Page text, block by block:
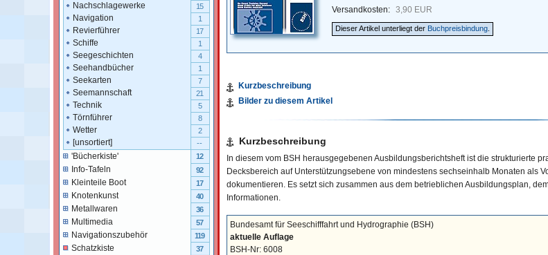
Versandkosten: 3,90 EUR
Dieser Artikel unterliegt der Buchpreisbindung
Kurzbeschreibung
Bilder zu diesem Artikel
Kurzbeschreibung
In diesem vom BSH herausgegebenen Ausbildungsberichtsheft ist die strukturierte
Decksbereich auf Unterstützungsebene von mindestens sechseinhalb Monaten als
dokumentieren. Es setzt sich zusammen aus dem betrieblichen Ausbildungsplan,
Informationen.
Bundesamt für Seeschifffahrt und Hydrographie (BSH)
aktuelle Auflage
BSH-Nr: 6008
Nachschlagewerke 15
Navigation 1
Revierführer 17
Schiffe 1
Seegeschichten 4
Seehandbücher 1
Seekarten 7
Seemannschaft 21
Technik 5
Törnführer 8
Wetter 2
[unsortiert] --
'Bücherkiste' 12
Info-Tafeln 92
Kleinteile Boot 17
Knotenkunst 40
Metallwaren 36
Multimedia 57
Navigationszubehör 119
Schatzkiste 37